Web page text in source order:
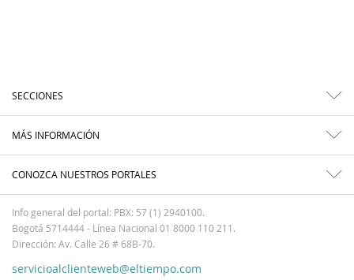
SECCIONES
MÁS INFORMACIÓN
CONOZCA NUESTROS PORTALES
Info general del portal: PBX: 57 (1) 2940100.
Bogotá 5714444 - Línea Nacional 01 8000 110 211.
Dirección: Av. Calle 26 # 68B-70.
servicioalclienteweb@eltiempo.com